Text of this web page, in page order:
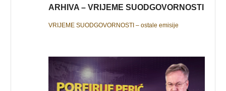
ARHIVA – VRIJEME SUODGOVORNOSTI
VRIJEME SUODGOVORNOSTI – ostale emisije